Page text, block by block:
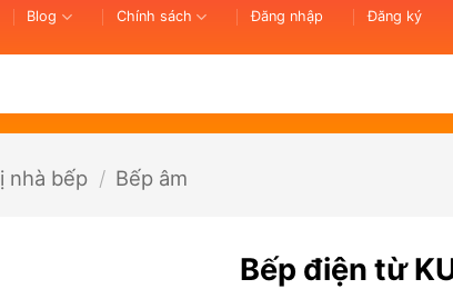
Blog Chính sách Đăng nhập Đăng ký
nhà bếp / Bếp âm
Bếp điện từ